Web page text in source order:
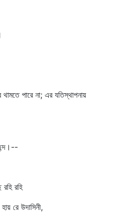
পারে না; এর যতিস্থাপনায়
রহি
উদাসিনী,